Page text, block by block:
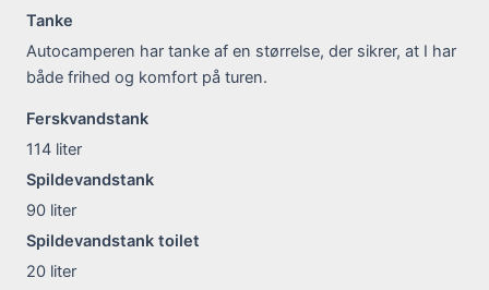
Tanke
Autocamperen har tanke af en størrelse, der sikrer, at I har
både frihed og komfort på turen.
Ferskvandstank
114 liter
Spildevandstank
90 liter
Spildevandstank toilet
20 liter